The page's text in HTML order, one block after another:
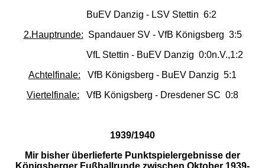
BuEV Danzig - LSV Stettin 6:2
2.Hauptrunde: Spandauer SV - VfB Königsberg 3:5
VfL Stettin - BuEV Danzig 0:0n.V.,1:2
Achtelfinale: VfB Königsberg - BuEV Danzig 5:1
Viertelfinale: VfB Königsberg - Dresdener SC 0:8
1939/1940
Mir bisher überlieferte Punktspielergebnisse der
Königsberger Fußballrunde zwischen Oktober 1939-